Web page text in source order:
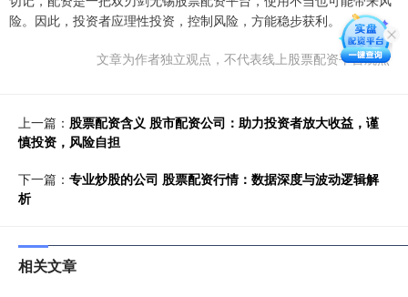
险。因此，投资者应理性投资，控制风险，方能稳步获利。
文章为作者独立观点，不代表线上股票配资平台观点
上一篇： 股票配资含义 股市配资公司：助力投资者放大收益，谨
慎投资，风险自担
下一篇： 专业炒股的公司 股票配资行情：数据深度与波动逻辑解
析
相关文章